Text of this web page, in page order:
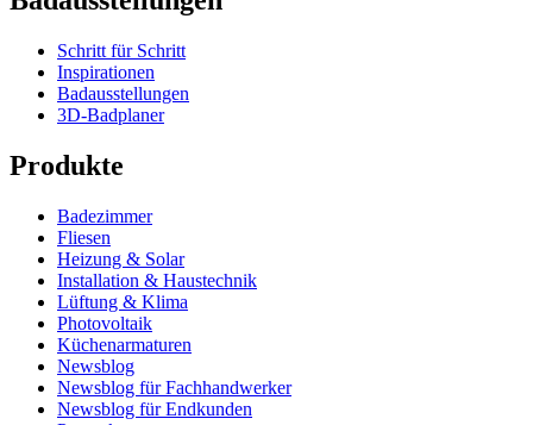
Schritt für Schritt
Inspirationen
Badausstellungen
3D-Badplaner
Produkte
Badezimmer
Fliesen
Heizung & Solar
Installation & Haustechnik
Lüftung & Klima
Photovoltaik
Küchenarmaturen
Newsblog
Newsblog für Fachhandwerker
Newsblog für Endkunden